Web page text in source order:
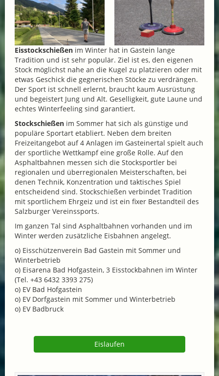
Eisstockschießen im Winter hat in Gastein lange
Tradition und ist sehr populär. Ziel ist es, den eigenen
Stock möglichst nahe an die Kugel zu platzieren oder mit
etwas Geschick die gegnerischen Stöcke zu verdrängen.
Der Sport ist schnell erlernt, braucht kaum Ausrüstung
und begeistert Jung und Alt. Geselligkeit, gute Laune und
echtes Winterfeeling sind garantiert.
Stockschießen im Sommer hat sich als günstige und
populäre Sportart etabliert. Neben dem breiten
Freizeitangebot auf 4 Anlagen im Gasteinertal spielt auch
der sportliche Wettkampf eine große Rolle. Auf den
Asphaltbahnen messen sich die Stocksportler bei
regionalen und überregionalen Meisterschaften, bei
denen Technik, Konzentration und taktisches Spiel
entscheidend sind. Stockschießen verbindet Tradition
mit sportlichem Ehrgeiz und ist ein fixer Bestandteil des
Salzburger Vereinssports.
Im ganzen Tal sind Asphaltbahnen vorhanden und im
Winter werden zusätzliche Eisbahnen angelegt.
o) Eisschützenverein Bad Gastein mit Sommer und
Winterbetrieb
o) Eisarena Bad Hofgastein, 3 Eisstockbahnen im Winter
(Tel. +43 6432 3393 275)
o) EV Bad Hofgastein
o) EV Dorfgastein mit Sommer und Winterbetrieb
o) EV Badbruck
Eislaufen